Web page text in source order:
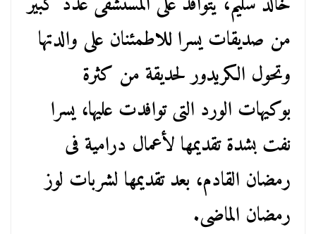
من صديقات يسرا للاطمئنان على والدتها
وتحول الكريدور لحديقة من كثرة
بوكيهات الورد التى توافدت عليها، يسرا
نفت بشدة تقديمها لأعمال درامية فى
رمضان القادم، بعد تقديمها لشربات لوز
رمضان الماضى.